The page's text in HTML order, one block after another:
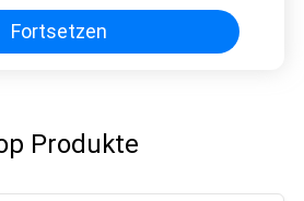
Fortsetzen
Produkte